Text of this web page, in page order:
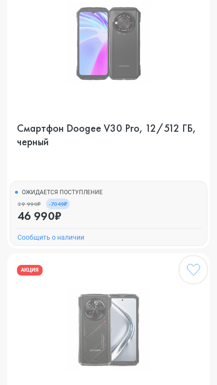
Смартфон Doogee V30 Pro, 12/512 ГБ,
черный
ОЖИДАЕТСЯ ПОСТУПЛЕНИЕ
29 990₽ -7049₽
46 990₽
Cообщить о наличии
АКЦИЯ